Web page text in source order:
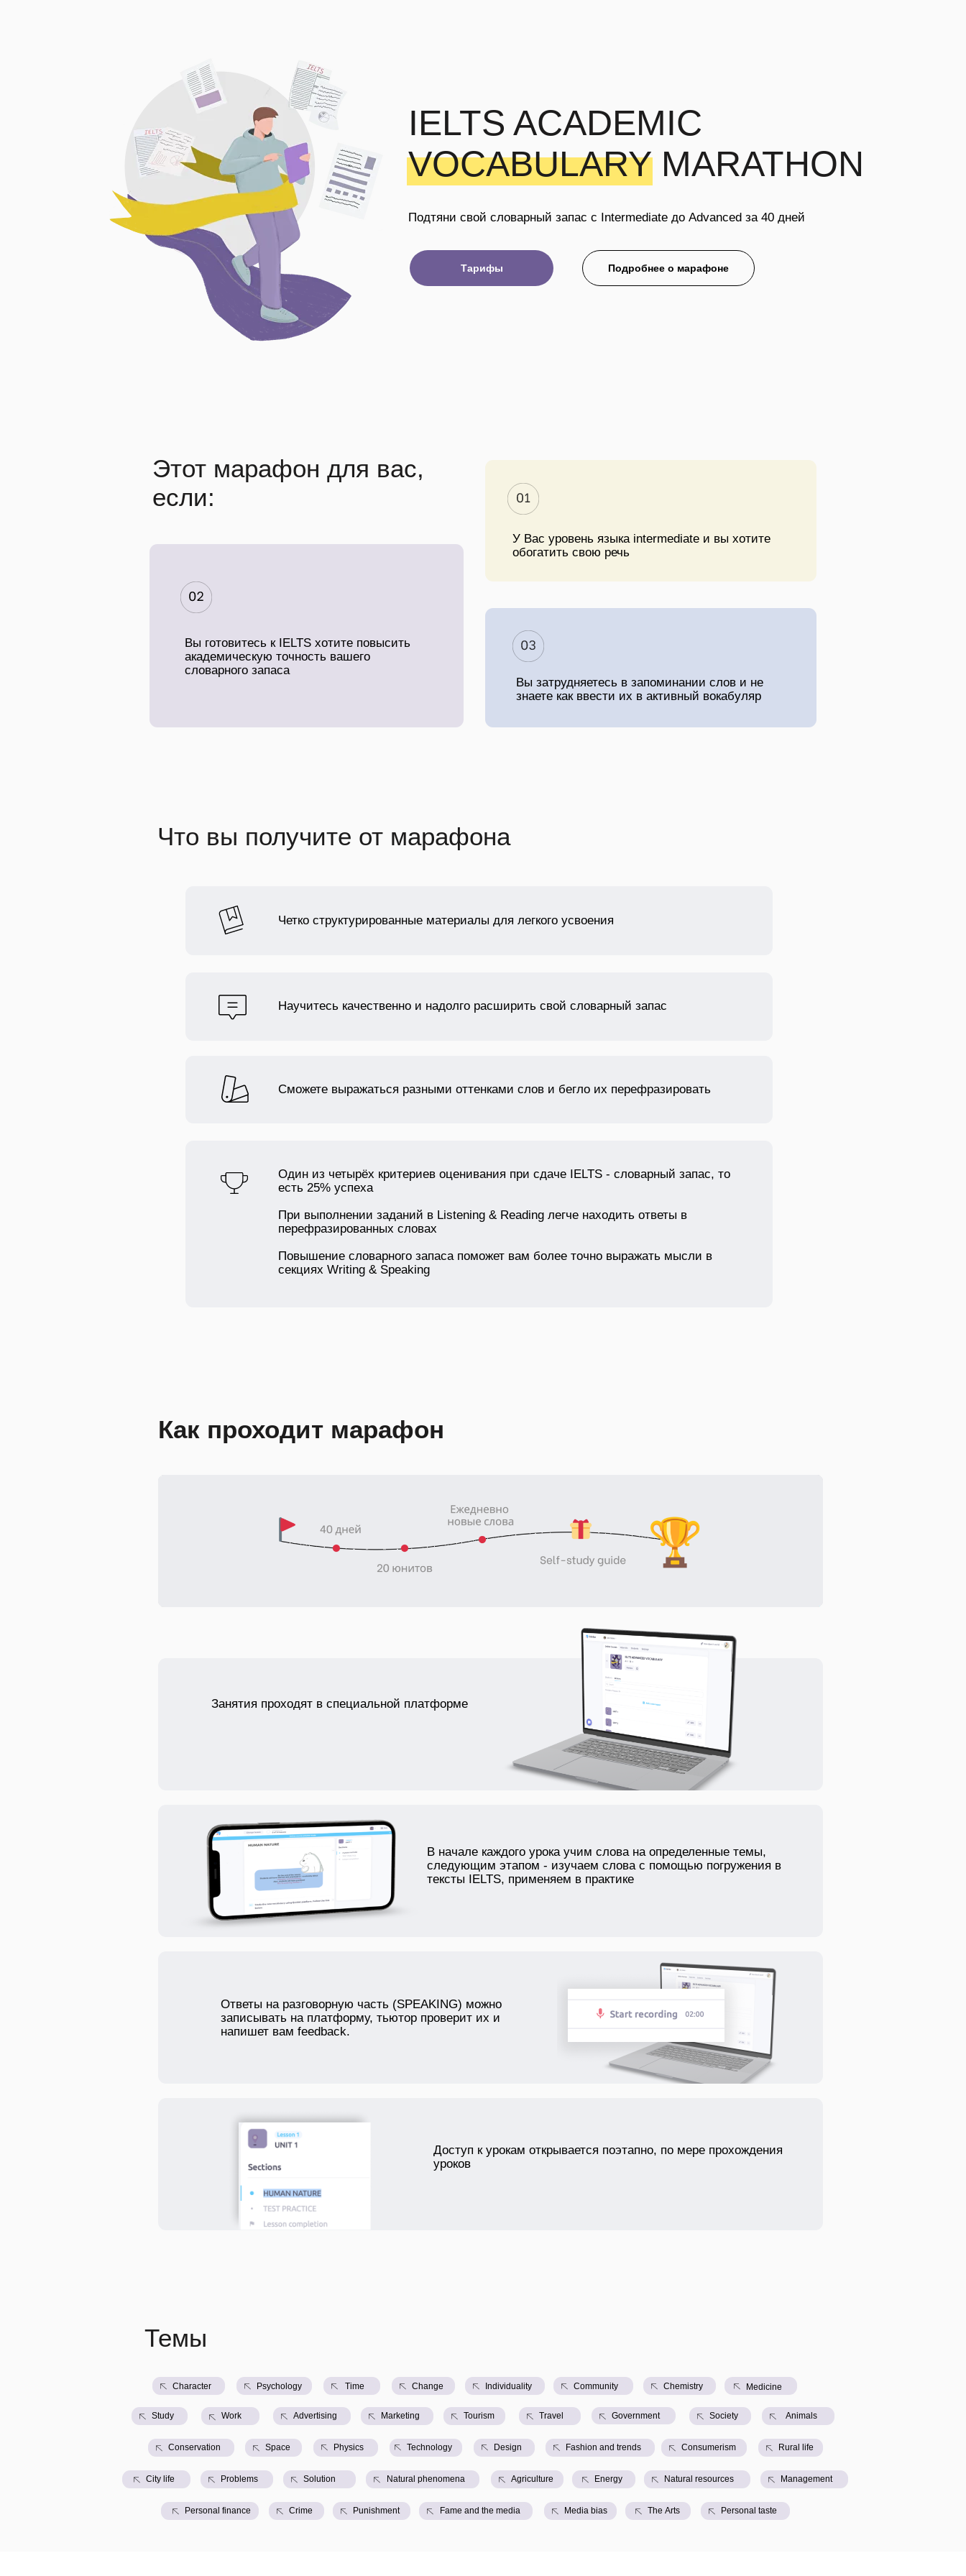
Опыт Услуги
IELTS ACADEMIC
VOCABULARY MARATHON
Подтяни свой словарный запас с Intermediate до Advanced за 40 дней
Подробнее о марафоне
Тарифы
Этот марафон для вас,
если:
У Вас уровень языка intermediate и вы хотите
обогатить свою речь
Вы затрудняетесь в запоминании слов и не
знаете как ввести их в активный вокабуляр
Вы готовитесь к IELTS хотите повысить
академическую точность вашего
словарного запаса
Что вы получите от марафона
Один из четырёх критериев оценивания при сдаче IELTS - словарный запас, то
есть 25% успеха
При выполнении заданий в Listening & Reading легче находить ответы в
перефразированных словах
Повышение словарного запаса поможет вам более точно выражать мысли в
секциях Writing & Speaking
Четко структурированные материалы для легкого усвоения
Сможете выражаться разными оттенками слов и бегло их перефразировать
Научитесь качественно и надолго расширить свой словарный запас
Как проходит марафон
Занятия проходят в специальной платформе
В начале каждого урока учим слова на определенные темы,
следующим этапом - изучаем слова с помощью погружения в
тексты IELTS, применяем в практике
Ответы на разговорную часть (SPEAKING) можно
записывать на платформу, тьютор проверит их и
напишет вам feedback.
Доступ к урокам открывается поэтапно, по мере прохождения
уроков
Темы
Character Psychology Time Сhange Individuality Сommunity Chemistry
Study
Мedicine
Work Advertising Marketing Tourism Travel Government Society Animals
Conservation Physics
Space Technology Design Fashion and trends Rural life
Consumerism
Problems
City life Solution Natural phenomena Agriculture Energy
Personal finance
Management
Crime Punishment Fame and the media Media bias Personal taste
Natural resources
The Аrts